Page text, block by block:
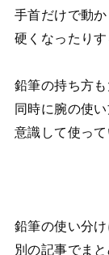
手首だけで動
硬くなったりす
鉛筆の持ち方も
同時に腕の使い
意識して使って
鉛筆の使い分
別の記事でまと